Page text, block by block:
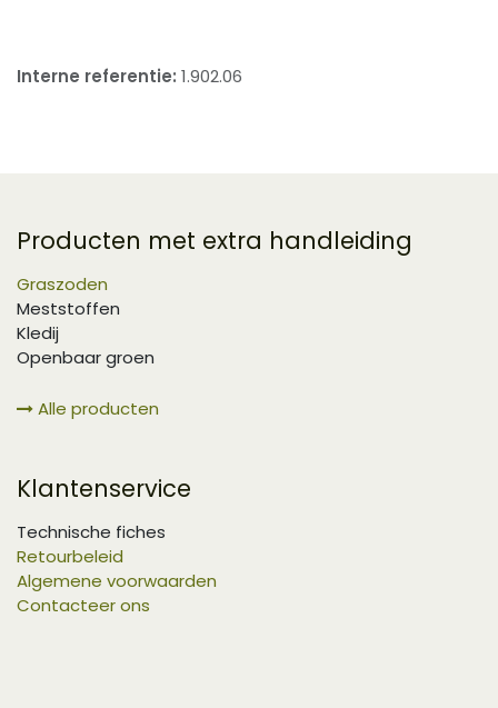
Interne referentie: 1.902.06
Producten met extra handleiding
Graszoden
Meststoffen
Kledij
Openbaar groen
Alle producten
Klantenservice
Technische fiches
Retourbeleid
Algemene voorwaarden
Contacteer ons